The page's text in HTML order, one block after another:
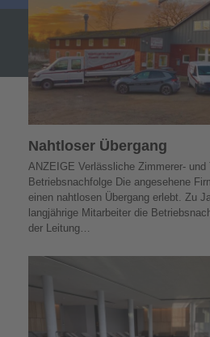
Nahtloser Übergang
ANZEIGE Verlässliche Zimmerer- und
Betriebsnachfolge Die angesehene
einen nahtlosen Übergang erlebt. Zu
langjährige Mitarbeiter die
der Leitung…